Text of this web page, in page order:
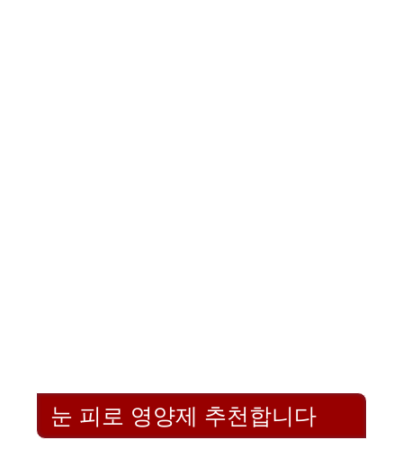
눈 피로 영양제 추천합니다